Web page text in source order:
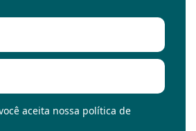
aceita nossa política de